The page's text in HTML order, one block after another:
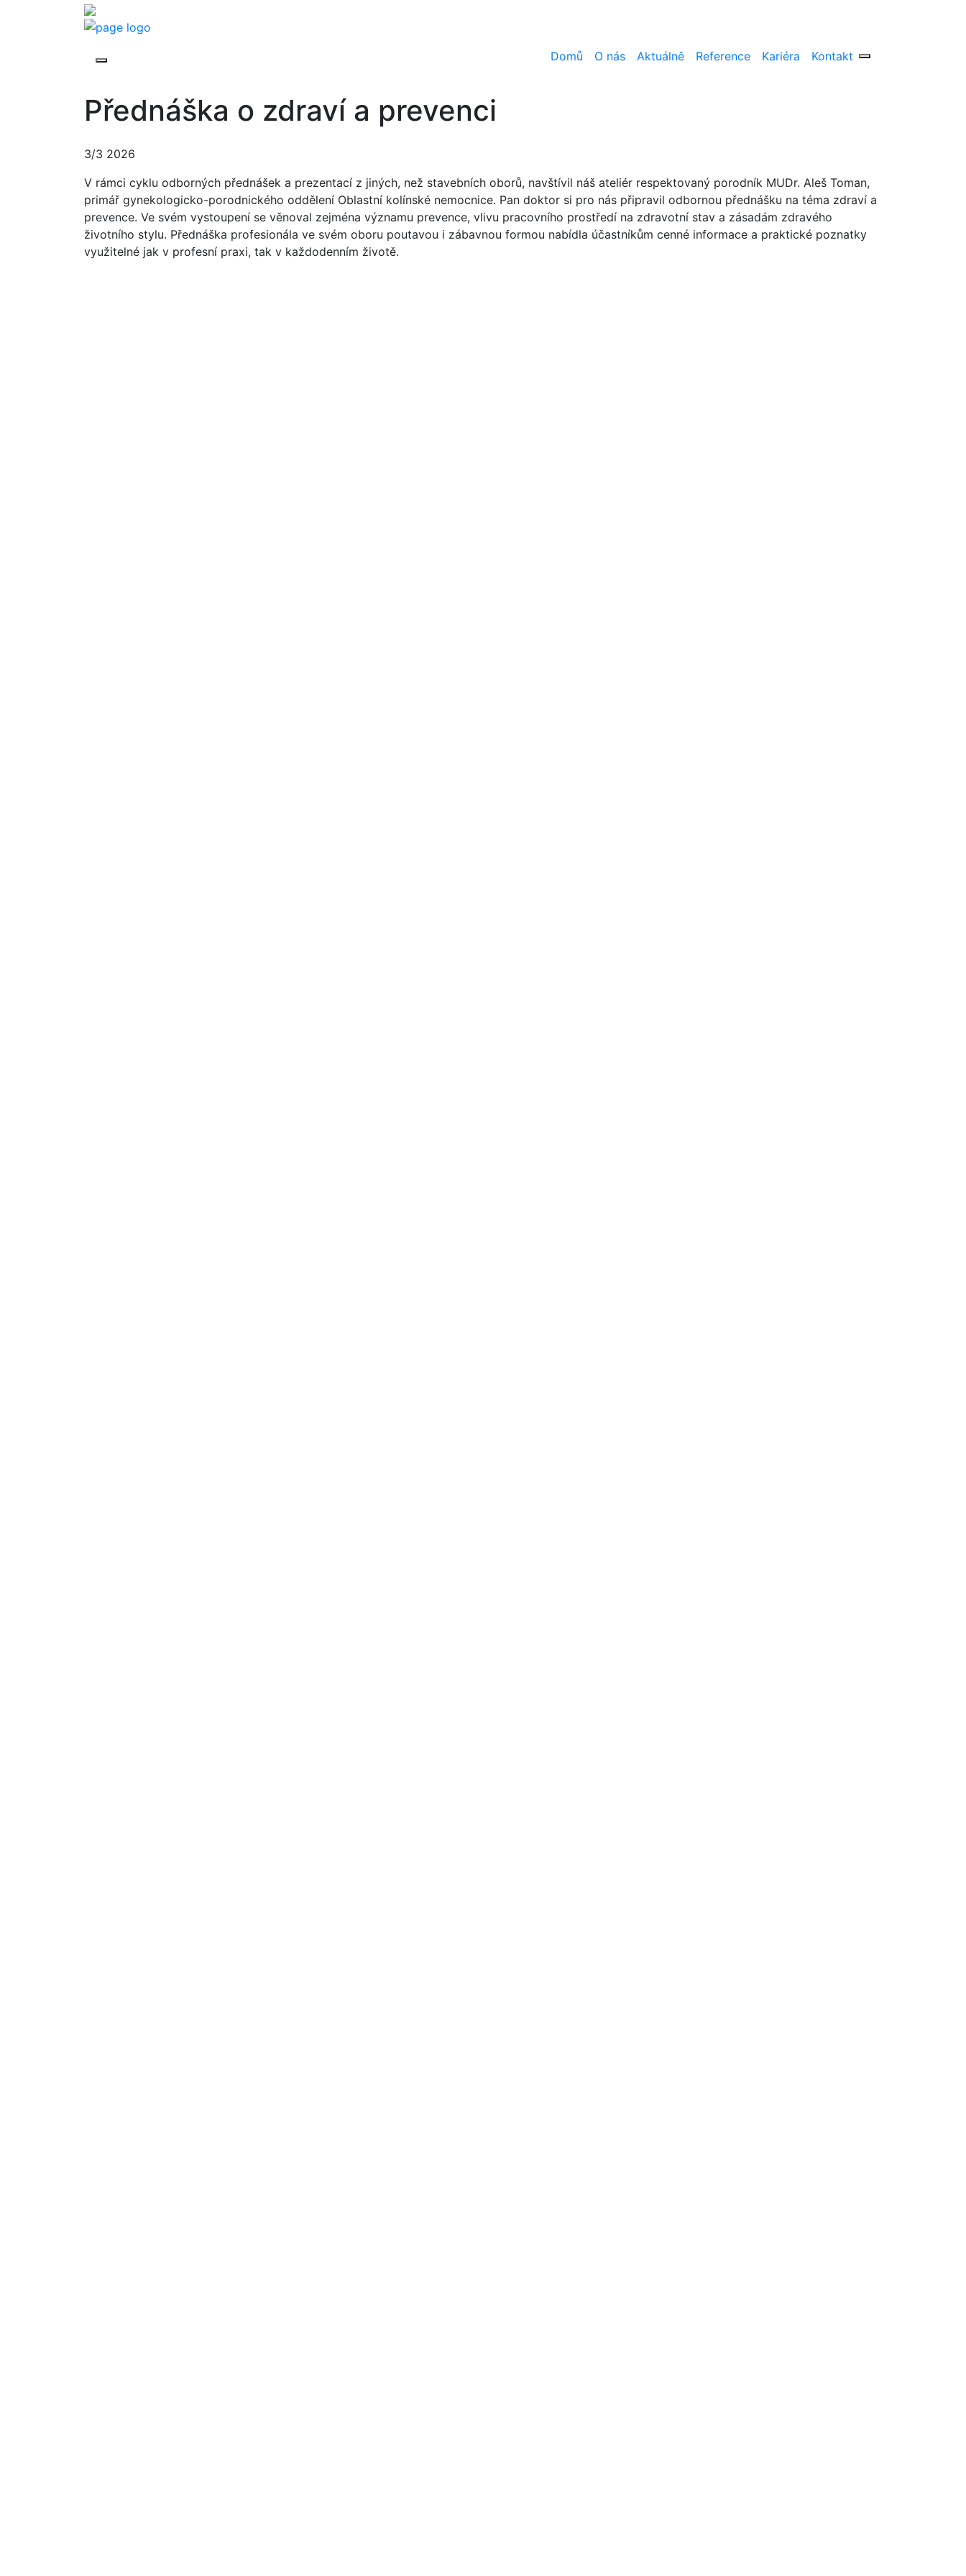
Domů O nás Aktuálně Reference Kariéra Kontakt
Přednáška o zdraví a prevenci
3/3 2026
V rámci cyklu odborných přednášek a prezentací z jiných, než stavebních oborů, navštívil náš ateliér respektovaný porodník MUDr. Aleš Toman,
primář gynekologicko-porodnického oddělení Oblastní kolínské nemocnice. Pan doktor si pro nás připravil odbornou přednášku na téma zdraví a
prevence. Ve svém vystoupení se věnoval zejména významu prevence, vlivu pracovního prostředí na zdravotní stav a zásadám zdravého
životního stylu. Přednáška profesionála ve svém oboru poutavou i zábavnou formou nabídla účastníkům cenné informace a praktické poznatky
využitelné jak v profesní praxi, tak v každodenním životě.